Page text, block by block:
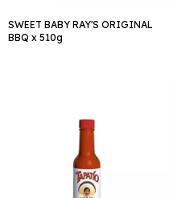
SWEET BABY RAY'S ORIGINAL
BBQ x 510g